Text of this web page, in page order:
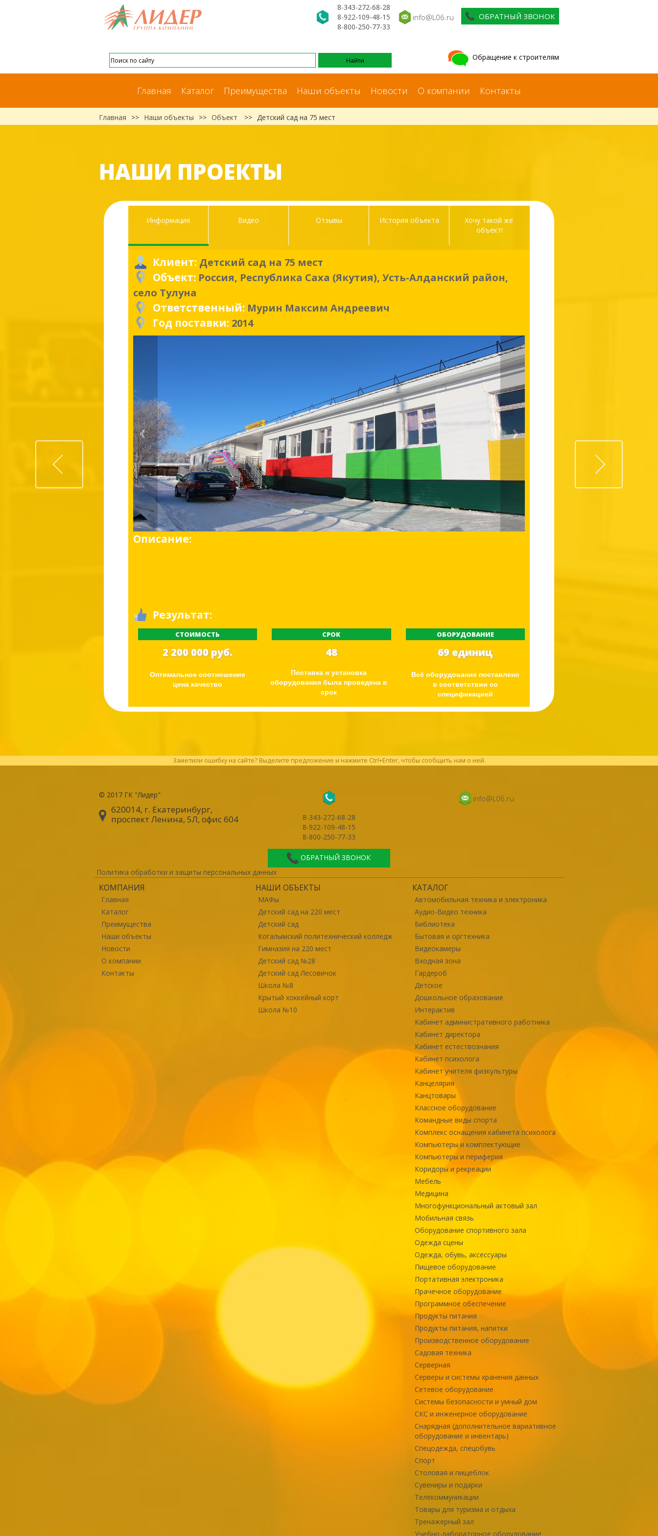
8-343-272-68-28
8-922-109-48-15
8-800-250-77-33
info@L06.ru ОБРАТНЫЙ ЗВОНОК
Обращение к строителям
Главная Каталог Преимущества Наши объекты Новости О компании Контакты
Главная >> Наши объекты >> Объект >> Детский сад на 75 мест
НАШИ ПРОЕКТЫ
Информация Видео Отзывы История объекта
Хочу такой же
объект!
Клиент: Детский сад на 75 мест
Объект: Россия, Республика Саха (Якутия), Усть-Алданский район,
село Тулуна
Ответственный: Мурин Максим Андреевич
Год поставки: 2014
Описание:
Результат:
СТОИМОСТЬ
2 200 000 руб.
Оптимальное соотношение
цена качество
СРОК
48
Поставка и установка
оборудования была проведена в
срок
ОБОРУДОВАНИЕ
69 единиц
Всё оборудование поставлено
в соответствии со
спецификацией
Заметили ошибку на сайте? Выделите предложение и нажмите Ctrl+Enter, чтобы сообщить нам о ней.
© 2017 ГК "Лидер"
620014, г. Екатеринбург,
проспект Ленина, 5Л, офис 604
8-343-272-68-28
8-922-109-48-15
8-800-250-77-33
ОБРАТНЫЙ ЗВОНОК
info@L06.ru
Политика обработки и защиты персональных данных
КОМПАНИЯ
Главная
Каталог
Преимущества
Наши объекты
Новости
О компании
Контакты
НАШИ ОБЪЕКТЫ
МАФы
Детский сад на 220 мест
Детский сад
Когалымский политехнический колледж
Гимназия на 220 мест
Детский сад №28
Детский сад Лесовичок
Школа №8
Крытый хоккейный корт
Школа №10
КАТАЛОГ
Автомобильная техника и электроника
Аудио-Видео техника
Библиотека
Бытовая и оргтехника
Видеокамеры
Входная зона
Гардероб
Детское
Дошкольное образование
Интерактив
Кабинет административного работника
Кабинет директора
Кабинет естествознания
Кабинет психолога
Кабинет учителя физкультуры
Канцелярия
Канцтовары
Классное оборудование
Командные виды спорта
Комплекс оснащения кабинета психолога
Компьютеры и комплектующие
Компьютеры и периферия
Коридоры и рекреации
Мебель
Медицина
Многофункциональный актовый зал
Мобильная связь
Оборудование спортивного зала
Одежда сцены
Одежда, обувь, аксессуары
Пищевое оборудование
Портативная электроника
Прачечное оборудование
Программное обеспечение
Продукты питания
Продукты питания, напитки
Производственное оборудование
Садовая техника
Серверная
Серверы и системы хранения данных
Сетевое оборудование
Системы безопасности и умный дом
СКС и инженерное оборудование
Снарядная (дополнительное вариативное
оборудование и инвентарь)
Спецодежда, спецобувь
Спорт
Столовая и пищеблок
Сувениры и подарки
Телекоммуникации
Товары для туризма и отдыха
Тренажерный зал
Учебно-лабораторное оборудование